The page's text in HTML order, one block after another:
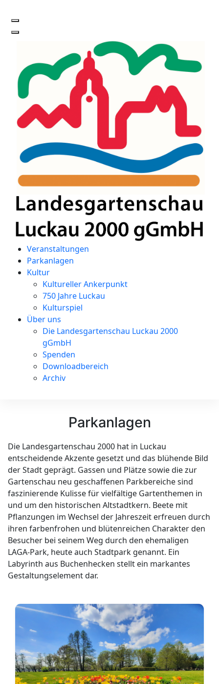
Veranstaltungen
Parkanlagen
Kultur
Kultureller Ankerpunkt
750 Jahre Luckau
Kulturspiel
Über uns
Die Landesgartenschau Luckau 2000
gGmbH
Spenden
Downloadbereich
Archiv
Parkanlagen
Die Landesgartenschau 2000 hat in Luckau
entscheidende Akzente gesetzt und das blühende Bild
der Stadt geprägt. Gassen und Plätze sowie die zur
Gartenschau neu geschaffenen Parkbereiche sind
faszinierende Kulisse für vielfältige Gartenthemen in
und um den historischen Altstadtkern. Beete mit
Pflanzungen im Wechsel der Jahreszeit erfreuen durch
ihren farbenfrohen und blütenreichen Charakter den
Besucher bei seinem Weg durch den ehemaligen
LAGA-Park, heute auch Stadtpark genannt. Ein
Labyrinth aus Buchenhecken stellt ein markantes
Gestaltungselement dar.